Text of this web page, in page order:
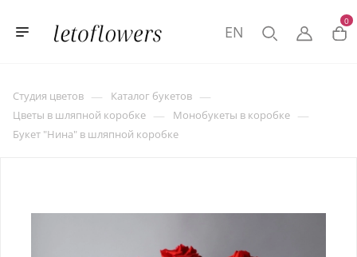
0
EN
Студия цветов — Каталог букетов —
Цветы в шляпной коробке — Монобукеты в коробке —
Букет "Нина" в шляпной коробке